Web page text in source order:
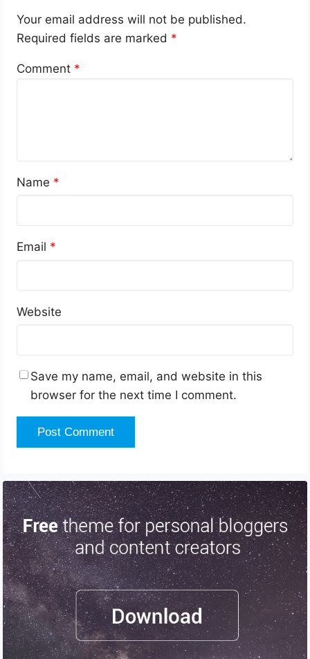
Your email address will not be published.
Required fields are marked *
Comment *
Name *
Email *
Website
Save my name, email, and website in this
browser for the next time I comment.